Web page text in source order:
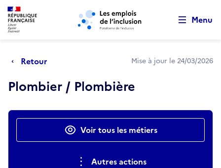
Aller au menu principal Aller au contenu principal
Menu
Retour Mise à jour le 24/03/2026
Plombier / Plombière
Actions rapidesVoir tous les métiers
Autres actions
Retour au début de la page
Panneau de gestion des cookies